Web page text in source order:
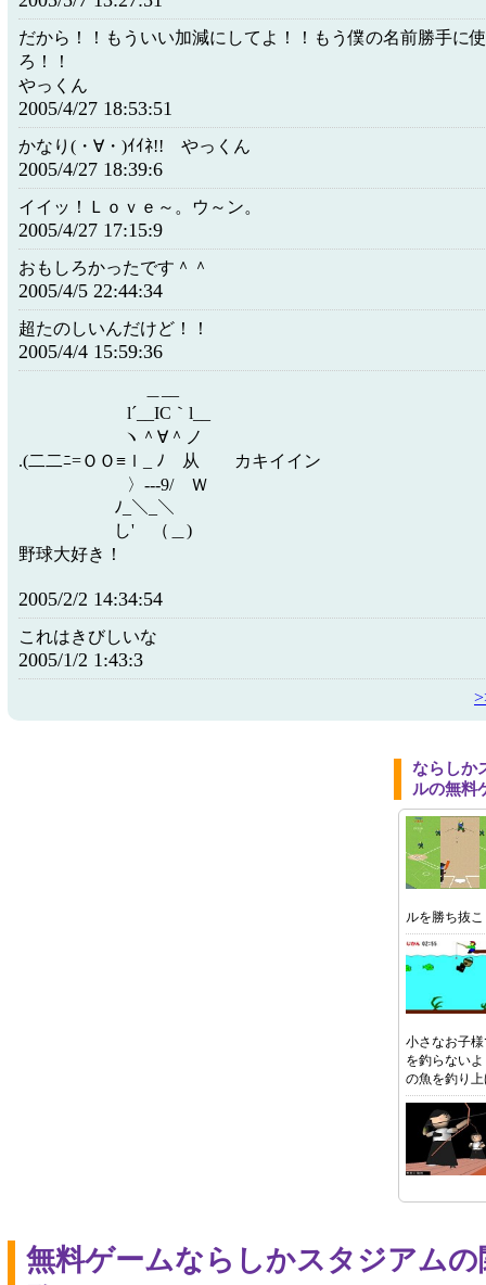
だから！！もういい加減にしてよ！！もう僕の名前勝手に
ろ！！
やっくん
2005/4/27 18:53:51
かなり(・∀・)ｲｲﾈ!! やっくん
2005/4/27 18:39:6
イイッ！Ｌｏｖｅ～。ウ～ン。
2005/4/27 17:15:9
おもしろかったです＾＾
2005/4/5 22:44:34
超たのしいんだけど！！
2005/4/4 15:59:36
l´__IC｀l__
ヽ＾∀＾ノ －
.(二二ﾆ=ＯＯ≡ｌ_ ﾉ 从 カキイ
〉---9/ Ｗ
ﾉ_＼_＼
し' （＿)
野球大好き！
2005/2/2 14:34:54
これはきびしいな
2005/1/2 1:43:3
ならしか
ルの無料
ルを勝ち抜
小さなお子
を釣らない
の魚を釣り
無料ゲームならしかスタジアム